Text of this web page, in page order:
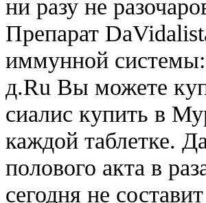
ни разу не
Препарат
иммунной
д.Ru Вы можете
сиалис купить в
каждой таблетке.
полового акта в
сегодня не